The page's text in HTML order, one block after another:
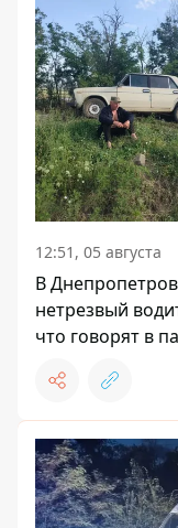
12:51, 05 августа
В
нетрезвый
что говорят в